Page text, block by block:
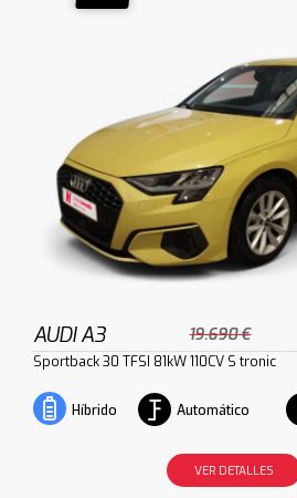
AUDI A3 19.690 €
Sportback 30 TFSI 81kW 110CV S tronic
Híbrido Automático
VER DETALLES